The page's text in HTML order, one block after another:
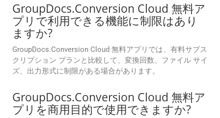
GroupDocs.Conversion Cloud 無料ア
プリで利用できる機能に制限はあり
ますか?
GroupDocs.Conversion Cloud 無料アプリでは、有料サブス
クリプション プランと比較して、変換回数、ファイル サイ
ズ、出力形式に制限がある場合があります。
GroupDocs.Conversion Cloud 無料ア
プリを商用目的で使用できますか?